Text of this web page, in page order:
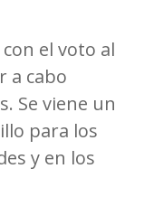
el voto al
a cabo
Se viene un
para los
y en los